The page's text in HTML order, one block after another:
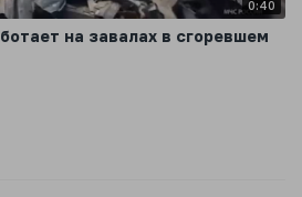
0:40
на завалах в сгоревшем